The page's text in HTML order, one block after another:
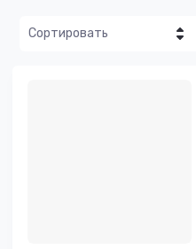
Сортировать